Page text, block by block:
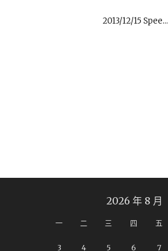
2013/12/15 Spee…
2026 年 8 月
一 二 三 四 五
3
4 5 6 7